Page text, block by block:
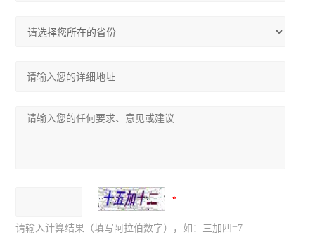
请输入计算结果（填写阿拉伯数字），如：三加四=7